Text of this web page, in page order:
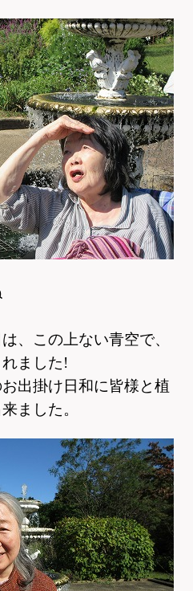
、この上ない青空で、
ました!
出掛け日和に皆様と植
ました。